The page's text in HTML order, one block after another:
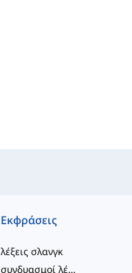
Εκφράσεις
λέξεις σλανγκ
συνδυασμοί λέξεων